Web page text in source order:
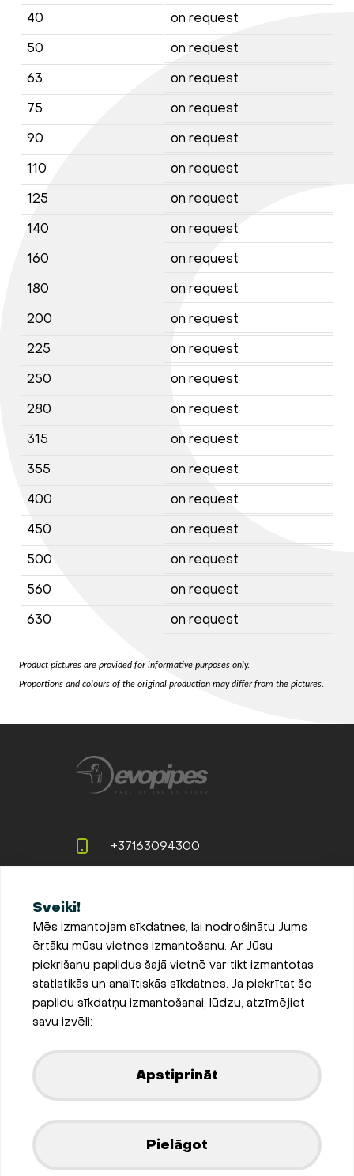
40
on request
50
on request
63
on request
75
on request
90
on request
110
on request
125
on request
140
on request
160
on request
180
on request
200
on request
225
on request
250
on request
280
on request
315
on request
355
on request
400
on request
450
on request
500
on request
560
on request
630
on request
Product pictures are provided for informative purposes only.
Proportions and colours of the original production may differ from the pictures.
Sveiki!
Mēs izmantojam sīkdatnes, lai nodrošinātu Jums
ērtāku mūsu vietnes izmantošanu. Ar Jūsu
piekrišanu papildus šajā vietnē var tikt izmantotas
statistikās un analītiskās sīkdatnes. Ja piekrītat šo
papildu sīkdatņu izmantošanai, lūdzu, atzīmējiet
savu izvēli:
Apstiprināt
Pielāgot
+37163094300
LV-3002, Latvija
Pieteikties jaunumiem
Sīkdatņu iestatījumi
Privātuma un sīkdatņu
Izstrādājis